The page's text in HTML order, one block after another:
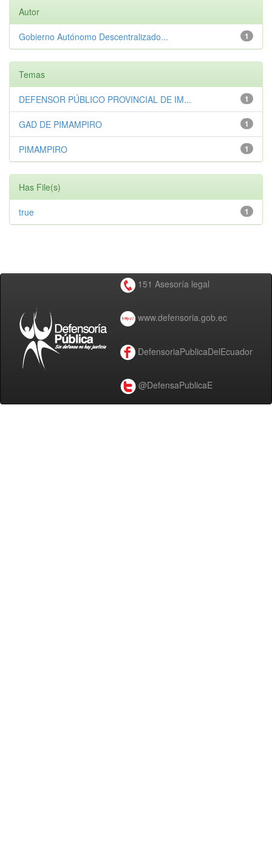
Autor
1
Gobierno Autónomo Descentralizado...
Temas
1
DEFENSOR PÚBLICO PROVINCIAL DE IM...
1
GAD DE PIMAMPIRO
1
PIMAMPIRO
Has File(s)
1
true
151 Asesoría legal
www.defensoria.gob.ec
DefensoriaPublicaDelEcuador
@DefensaPublicaE